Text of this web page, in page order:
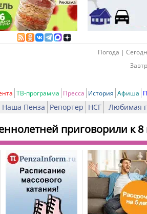
Погода |
ТВ-программа Пресса История Афиша
Наша Пенза Репортер НСГ Любимая
приговорили к